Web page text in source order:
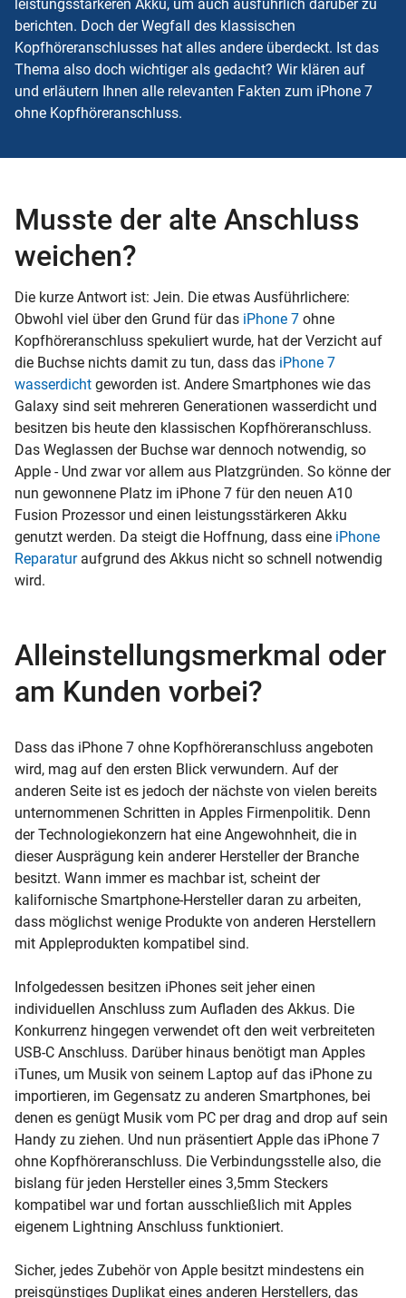
leistungsstärkeren Akku, um auch ausführlich darüber zu
berichten. Doch der Wegfall des klassischen
Kopfhöreranschlusses hat alles andere überdeckt. Ist das
Thema also doch wichtiger als gedacht? Wir klären auf
und erläutern Ihnen alle relevanten Fakten zum iPhone 7
ohne Kopfhöreranschluss.
Musste der alte Anschluss
weichen?
Die kurze Antwort ist: Jein. Die etwas Ausführlichere:
Obwohl viel über den Grund für das iPhone 7 ohne
Kopfhöreranschluss spekuliert wurde, hat der Verzicht auf
die Buchse nichts damit zu tun, dass das iPhone 7
wasserdicht geworden ist. Andere Smartphones wie das
Galaxy sind seit mehreren Generationen wasserdicht und
besitzen bis heute den klassischen Kopfhöreranschluss.
Das Weglassen der Buchse war dennoch notwendig, so
Apple - Und zwar vor allem aus Platzgründen. So könne der
nun gewonnene Platz im iPhone 7 für den neuen A10
Fusion Prozessor und einen leistungsstärkeren Akku
genutzt werden. Da steigt die Hoffnung, dass eine iPhone
Reparaturaufgrund des Akkus nicht so schnell notwendig
wird.
Alleinstellungsmerkmal oder
am Kunden vorbei?
Dass das iPhone 7 ohne Kopfhöreranschluss angeboten
wird, mag auf den ersten Blick verwundern. Auf der
anderen Seite ist es jedoch der nächste von vielen bereits
unternommenen Schritten in Apples Firmenpolitik. Denn
der Technologiekonzern hat eine Angewohnheit, die in
dieser Ausprägung kein anderer Hersteller der Branche
besitzt. Wann immer es machbar ist, scheint der
kalifornische Smartphone-Hersteller daran zu arbeiten,
dass möglichst wenige Produkte von anderen Herstellern
mit Appleprodukten kompatibel sind.
Infolgedessen besitzen iPhones seit jeher einen
individuellen Anschluss zum Aufladen des Akkus. Die
Konkurrenz hingegen verwendet oft den weit verbreiteten
USB-C Anschluss. Darüber hinaus benötigt man Apples
iTunes, um Musik von seinem Laptop auf das iPhone zu
importieren, im Gegensatz zu anderen Smartphones, bei
denen es genügt Musik vom PC per drag and drop auf sein
Handy zu ziehen. Und nun präsentiert Apple das iPhone 7
ohne Kopfhöreranschluss. Die Verbindungsstelle also, die
bislang für jeden Hersteller eines 3,5mm Steckers
kompatibel war und fortan ausschließlich mit Apples
eigenem Lightning Anschluss funktioniert.
Sicher, jedes Zubehör von Apple besitzt mindestens ein
preisgünstiges Duplikat eines anderen Herstellers, das